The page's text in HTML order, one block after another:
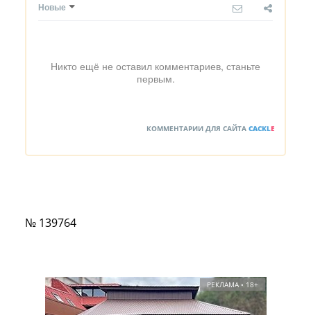
Новые
Никто ещё не оставил комментариев, станьте
первым.
КОММЕНТАРИИ ДЛЯ САЙТА CACKLE
№ 139764
РЕКЛАМА • 18+